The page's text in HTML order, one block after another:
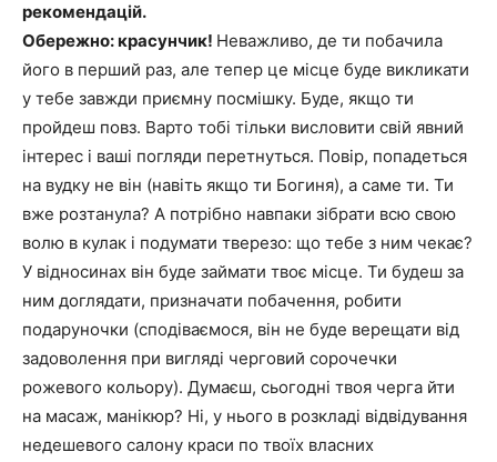
рекомендацій.
Обережно: красунчик! Неважливо, де ти побачила
його в перший раз, але тепер це місце буде викликати
у тебе завжди приємну посмішку. Буде, якщо ти
пройдеш повз. Варто тобі тільки висловити свій явний
інтерес і ваші погляди перетнуться. Повір, попадеться
на вудку не він (навіть якщо ти Богиня), а саме ти. Ти
вже розтанула? А потрібно навпаки зібрати всю свою
волю в кулак і подумати тверезо: що тебе з ним чекає?
У відносинах він буде займати твоє місце. Ти будеш за
ним доглядати, призначати побачення, робити
подаруночки (сподіваємося, він не буде верещати від
задоволення при вигляді черговий сорочечки
рожевого кольору). Думаєш, сьогодні твоя черга йти
на масаж, манікюр? Ні, у нього в розкладі відвідування
недешевого салону краси по твоїх власних